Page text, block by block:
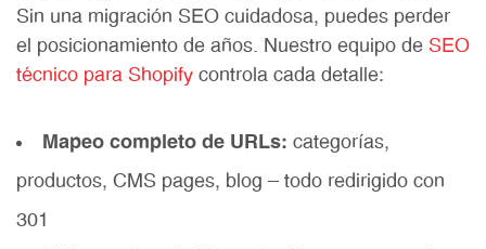
Sin una migración SEO cuidadosa, puedes perder
el posicionamiento de años. Nuestro equipo de SEO
técnico para Shopify controla cada detalle:
Mapeo completo de URLs: categorías,
productos, CMS pages, blog — todo redirigido con
301